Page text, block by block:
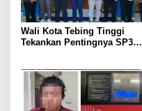
Wali Kota Tebing Tinggi
Tekankan Pentingnya SP3